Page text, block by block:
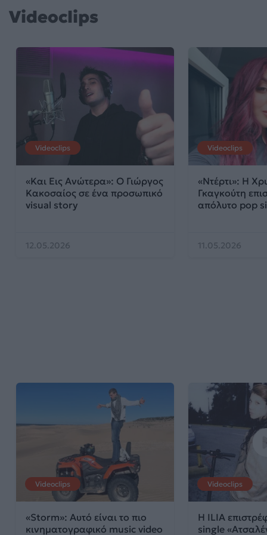
Videoclips
Videoclips
«Και Εις Ανώτερα»: Ο Γιώργος
Κακοσαίος σε ένα προσωπικό
visual story
12.05.2026
Videoclips
«Ντέρτι»: Η
Γκαγκούτη
απόλυτο pop
11.05.2026
Videoclips
«Storm»: Αυτό είναι το πιο
κινηματογραφικό music video
Videoclips
Η ILIA
single